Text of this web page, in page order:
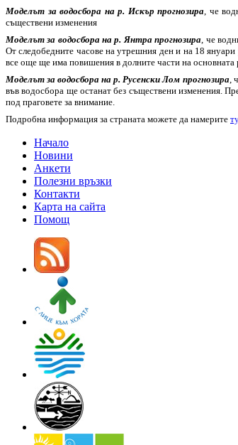
Моделът за водосбора на р. Искър прогнозира , че
съществени изменения
Моделът за водосбора на р. Янтра прогнозира , че
От следобедните часове на утрешния ден и на 18
все още ще има повишения в долните части на основната
Моделът за водосбора на р. Русенски Лом прогнозира,
във водосбора ще останат без съществени изменения.
под праговете за внимание.
Подробна информация за страната можете да намерите
Начало
Новини
Анкети
Полезни връзки
Контакти
Карта на сайта
Помощ